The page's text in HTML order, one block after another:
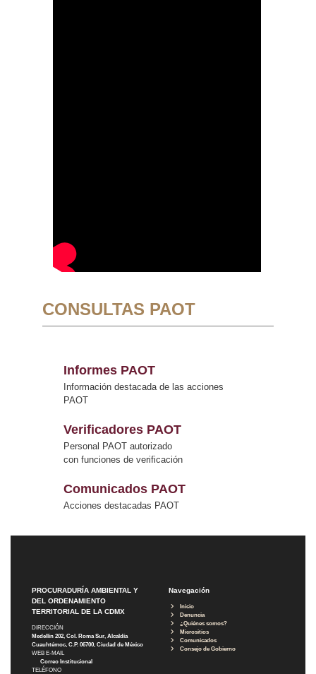
CONSULTAS PAOT
Informes PAOT
Información destacada de las acciones
PAOT
Verificadores PAOT
Personal PAOT autorizado
con funciones de verificación
Comunicados PAOT
Acciones destacadas PAOT
PROCURADURÍA AMBIENTAL Y
DEL ORDENAMIENTO
TERRITORIAL DE LA CDMX
DIRECCIÓN
Medellín 202, Col. Roma Sur, Alcaldía
Cuauhtémoc, C.P. 06700, Ciudad de México
WEB E-MAIL
Correo Institucional
TELÉFONO
Navegación
Inicio
Denuncia
¿Quiénes somos?
Micrositios
Comunicados
Consejo de Gobierno